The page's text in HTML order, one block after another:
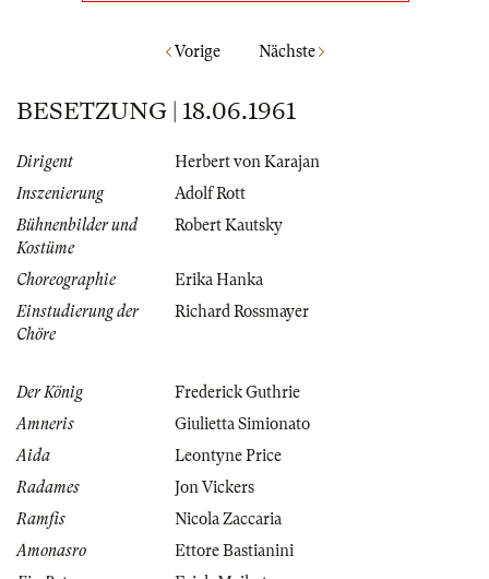
Vorige Nächste
BESETZUNG | 18.06.1961
Dirigent
Herbert von Karajan
Inszenierung
Adolf Rott
Bühnenbilder und
Kostüme
Robert Kautsky
Choreographie
Erika Hanka
Einstudierung der
Chöre
Richard Rossmayer
Der König
Frederick Guthrie
Amneris
Giulietta Simionato
Aida
Leontyne Price
Radames
Jon Vickers
Ramfis
Nicola Zaccaria
Amonasro
Ettore Bastianini